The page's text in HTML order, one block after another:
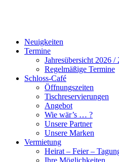
Neuigkeiten
Termine
Jahresübersicht 2026 /
Regelmäßige Termine
Schloss-Café
Öffnungszeiten
Tischreservierungen
Angebot
Wie wär’s … ?
Unsere Partner
Unsere Marken
Vermietung
Heirat – Feier –
Ihre Möglichkeiten